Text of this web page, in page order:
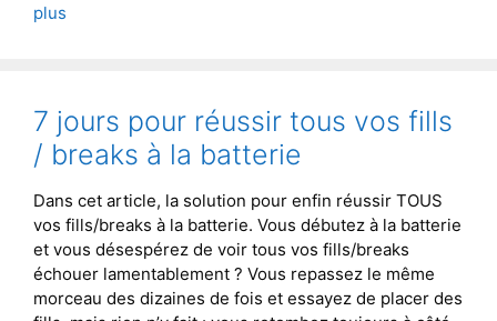
plus
7 jours pour réussir tous vos fills
/ breaks à la batterie
Dans cet article, la solution pour enfin réussir TOUS
vos fills/breaks à la batterie. Vous débutez à la batterie
et vous désespérez de voir tous vos fills/breaks
échouer lamentablement ? Vous repassez le même
morceau des dizaines de fois et essayez de placer des